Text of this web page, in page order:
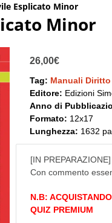
Esplicato Minor
Minor
26,00€
Tag: Manuali
Editore: Edizioni
Anno di
Formato: 12x17
Lunghezza: 1632
[IN PREPARAZIONE]
Con commento
N.B:
QUIZ PREMIUM